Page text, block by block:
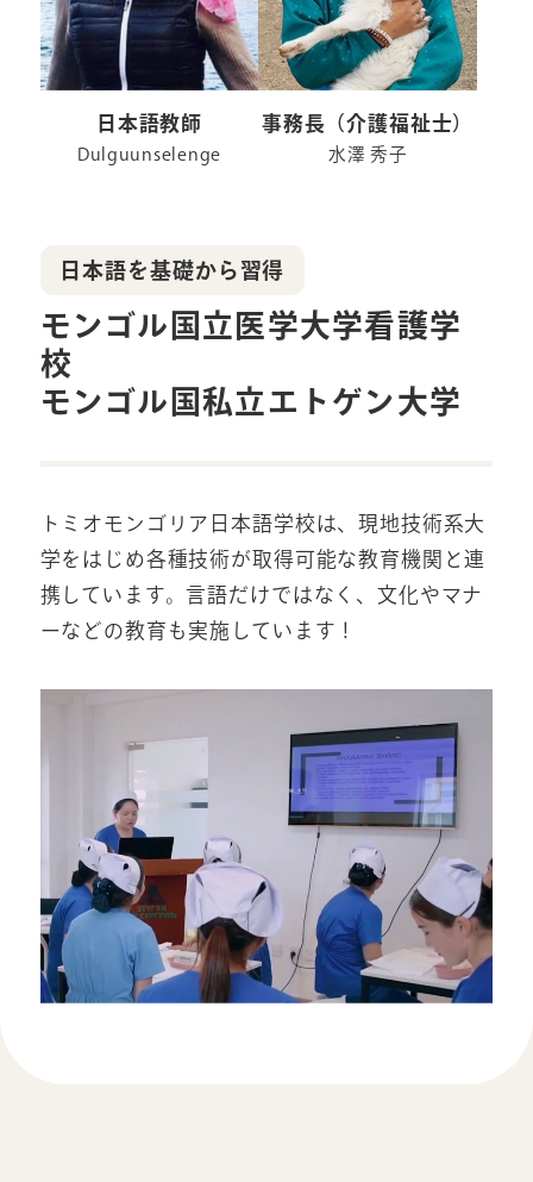
日本語教師
Dulguunselenge
事務長 （介護福祉士）
水澤 秀子
日本語を基礎から習得
モンゴル国立医学大学看護学
校
モンゴル国私立エトゲン大学
トミオモンゴリア日本語学校は、現地技術系大
学をはじめ各種技術が取得可能な教育機関と連
携しています。言語だけではなく、文化やマナ
ーなどの教育も実施しています！